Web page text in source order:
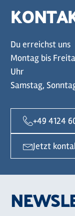
Du erreichst uns
Montag bis
Uhr
Samstag,
+49 4124
Jetzt